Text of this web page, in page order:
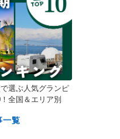
選ぶ人気グランピ
全国＆エリア別
一覧